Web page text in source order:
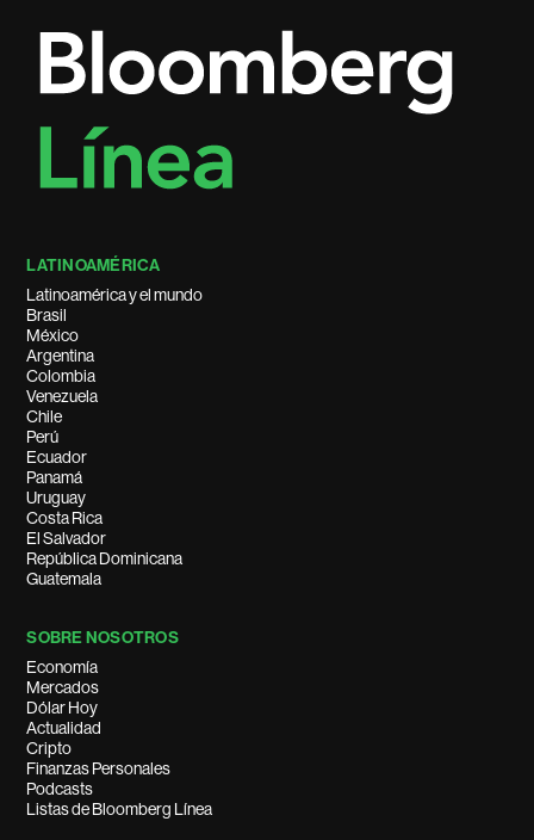
LATINOAMÉRICA
Latinoamérica y el mundo
Brasil
México
Argentina
Colombia
Venezuela
Chile
Perú
Ecuador
Panamá
Uruguay
Costa Rica
El Salvador
República Dominicana
Guatemala
SOBRE NOSOTROS
Economía
Mercados
Dólar Hoy
Actualidad
Cripto
Finanzas Personales
Podcasts
Listas de Bloomberg Línea